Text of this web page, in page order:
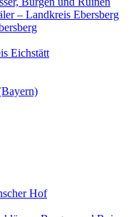
– Landkreis Ebersberg
Eichstätt
Hof